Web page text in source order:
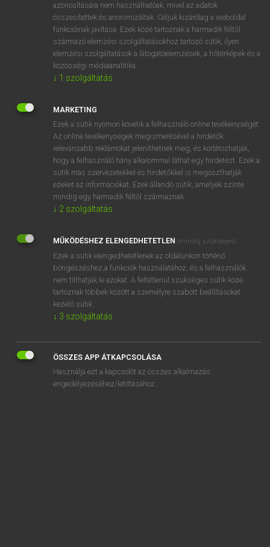
⚲ soldieringkeresése szótárainkban
soldering iron
soldier ant
soldier crab
soldiering
soldiery
SZOTAR.NET APPLIKÁCIÓ
MICROSOFT OFFICE BŐVÍTMÉNY
BEÉPÜLŐ SZÓTÁRMODUL
ONLINE NYELVVIZSGA
azonosítására nem használhatóak, mivel az adatok
összesítettek és anonimizáltak. Céljuk kizárólag a weboldal
funkcióinak javítása. Ezek közé tartoznak a harmadik féltől
származó elemzési szolgáltatásokhoz tartozó sütik; ilyen
elemzési szolgáltatások a látogatóelemzések, a hőtérképek és a
közösségi médiaanalitika.
↓ 1 szolgáltatás
MARKETING
Ezek a sütik nyomon követik a felhasználó online tevékenységét.
Az online tevékenységek megismerésével a hirdetők
relevánsabb reklámokat jeleníthetnek meg, és korlátozhatják,
hogy a felhasználó hány alkalommal láthat egy hirdetést. Ezek a
sütik más szervezetekkel és hirdetőkkel is megoszthatják
ezeket az információkat. Ezek állandó sütik, amelyek szinte
mindig egy harmadik féltől származnak.
↓ 2 szolgáltatás
MŰKÖDÉSHEZ ELENGEDHETETLEN (mindig szükséges)
Ezek a sütik elengedhetetlenek az oldalunkon történő
böngészéshez,a funkciók használatához, és a felhasználók
nem tilthatják le azokat. A feltétlenül szükséges sütik közé
tartoznak többek között a személyre szabott beállításokat
kezelő sütik.
↓ 3 szolgáltatás
ÖSSZES APP ÁTKAPCSOLÁSA
Használja ezt a kapcsolót az összes alkalmazás
engedélyezéséhez/letiltásához.